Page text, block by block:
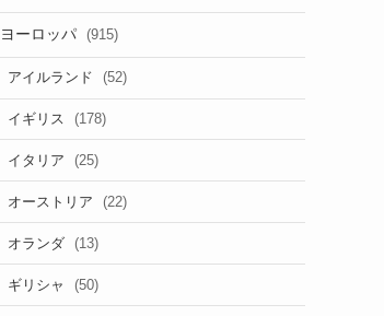
ヨーロッパ (915)
アイルランド (52)
イギリス (178)
イタリア (25)
オーストリア (22)
オランダ (13)
ギリシャ (50)